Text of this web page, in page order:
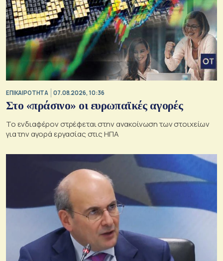
ΕΠΙΚΑΙΡΟΤΗΤΑ 07.08.2026, 10:36
Στο «πράσινο» οι ευρωπαϊκές αγορές
Το ενδιαφέρον στρέφεται στην ανακοίνωση των στοιχείων
για την αγορά εργασίας στις ΗΠΑ